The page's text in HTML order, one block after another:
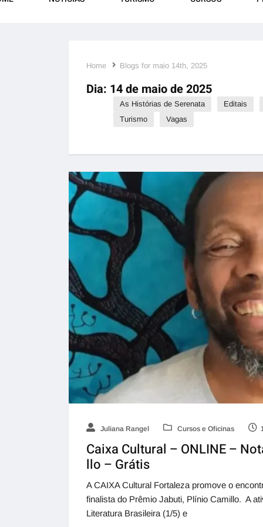
Home Blogs for maio 14th, 2025
Dia: 14 de maio de 2025
As Histórias de Serenata Editais
Turismo
Vagas
Juliana Rangel Cursos e Oficinas
Caixa Cultural – ONLINE –
llo – Grátis
A CAIXA Cultural Fortaleza promove o
finalista do Prêmio Jabuti, Plínio Camillo. A
Literatura Brasileira (1/5) e